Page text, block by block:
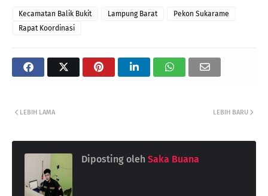
Kecamatan Balik Bukit Lampung Barat
Pekon Sukarame
Rapat Koordinasi
LEBIH BARU
LEBIH LAMA
Diposting oleh Saka Buana